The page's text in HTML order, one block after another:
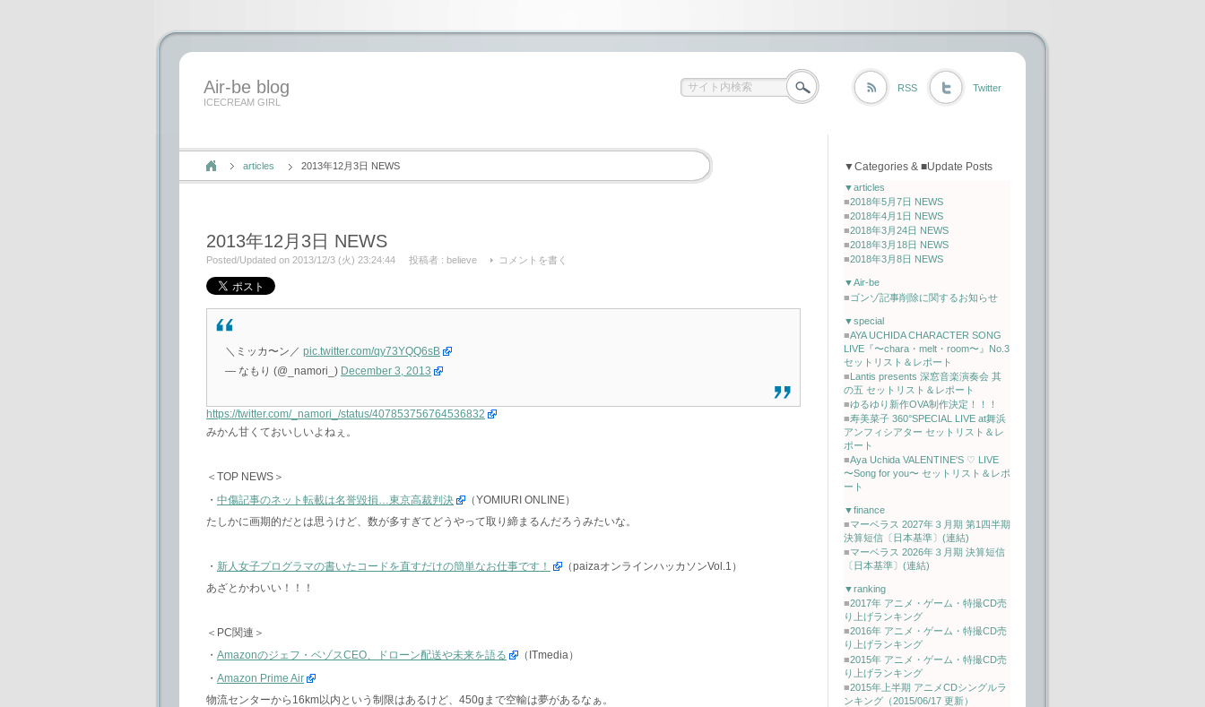
Air-be blog
ICECREAM GIRL
RSS Twitter
articles 2013年12月3日 NEWS
2013年12月3日 NEWS
Posted/Updated on 2013/12/3 (火) 23:24:44 投稿者 : believe コメントを書く
＼ミッカ〜ン／ pic.twitter.com/qy73YQQ6sB
— なもり (@_namori_) December 3, 2013
https://twitter.com/_namori_/status/407853756764536832
みかん甘くておいしいよねぇ。
＜TOP NEWS＞
・ 中傷記事のネット転載は名誉毀損…東京高裁判決
（YOMIURI ONLINE）
たしかに画期的だとは思うけど、数が多すぎてどうやって取り締まるんだろうみたいな。
・ 新人女子プログラマの書いたコードを直すだけの簡単なお仕事です！
（paizaオンラインハッカソンVol.1）
あざとかわいい！！！
＜PC関連＞
・ Amazonのジェフ・ベゾスCEO、ドローン配送や未来を語る
（ITmedia）
・ Amazon Prime Air
物流センターから16km以内という制限はあるけど、450gまで空輸は夢があるなぁ。
▼Categories & ■Update Posts
▼articles
■2018年5月7日 NEWS
■2018年4月1日 NEWS
■2018年3月24日 NEWS
■2018年3月18日 NEWS
■2018年3月8日 NEWS
▼Air-be
■ゴンゾ記事削除に関するお知らせ
▼special
■AYA UCHIDA CHARACTER SONG
LIVE『〜chara・melt・room〜』No.3
セットリスト＆レポート
■Lantis presents 深窓音楽演奏会 其
の五 セットリスト＆レポート
■ゆるゆり新作OVA制作決定！！！
■寿美菜子 360°SPECIAL LIVE at舞浜
アンフィシアター セットリスト＆レ
ポート
■Aya Uchida VALENTINE'S ♡ LIVE
〜Song for you〜 セットリスト＆レポ
ート
▼finance
■マーベラス 2027年３月期 第1四半期
決算短信〔日本基準〕(連結)
■マーベラス 2026年３月期 決算短信
〔日本基準〕(連結)
▼ranking
■2017年 アニメ・ゲーム・特撮CD売
り上げランキング
■2016年 アニメ・ゲーム・特撮CD売
り上げランキング
■2015年 アニメ・ゲーム・特撮CD売
り上げランキング
■2015年上半期 アニメCDシングルラ
ンキング（2015/06/17 更新）